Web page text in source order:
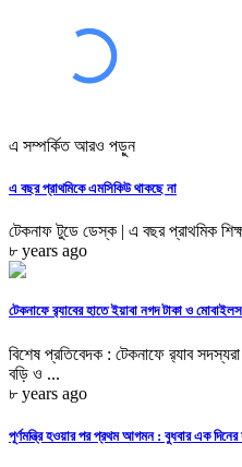
এ সম্পর্কিত আরও পড়ুন
এ বছর প্রাথমিকে এমসিকিউ থাকছে না
টেকনাফ টুডে ডেস্ক | এ বছর প্রাথমিক
৮ years ago
টেকনাফে র‌্যাবের হাতে ইয়াবা নগদ টাকা ও
বিশেষ প্রতিবেদক : টেকনাফে র‌্যাব সদস্যরা
বড়ি ও ...
৮ years ago
পূর্ণমন্ত্রি হওয়ার পর প্রথম আগমন : বুধবার এক